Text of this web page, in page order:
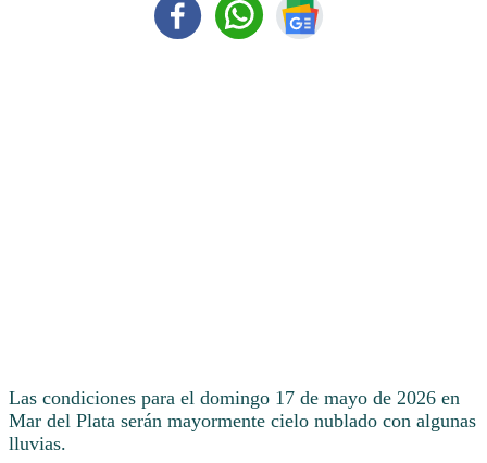
Las condiciones para el domingo 17 de mayo de 2026 en
Mar del Plata serán mayormente cielo nublado con algunas
lluvias.